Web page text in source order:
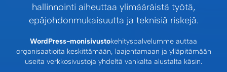
hallinnointi aiheuttaa ylimääräistä työtä,
epäjohdonmukaisuutta ja teknisiä riskejä.
WordPress-monisivustokehityspalvelumme auttaa
organisaatioita keskittämään, laajentamaan ja ylläpitämään
useita verkkosivustoja yhdeltä vankalta alustalta käsin.